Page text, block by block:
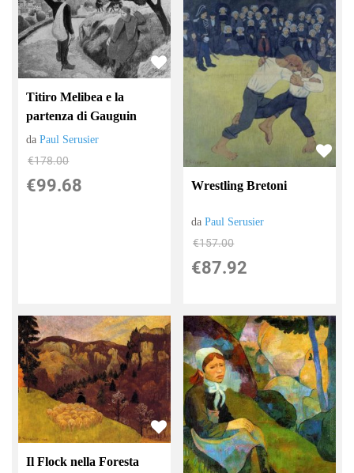
Titiro Melibea e la
partenza di Gauguin
daPaul Serusier
€178.00
€99.68 Wrestling Bretoni
daPaul Serusier
€157.00
€87.92
Il Flock nella Foresta